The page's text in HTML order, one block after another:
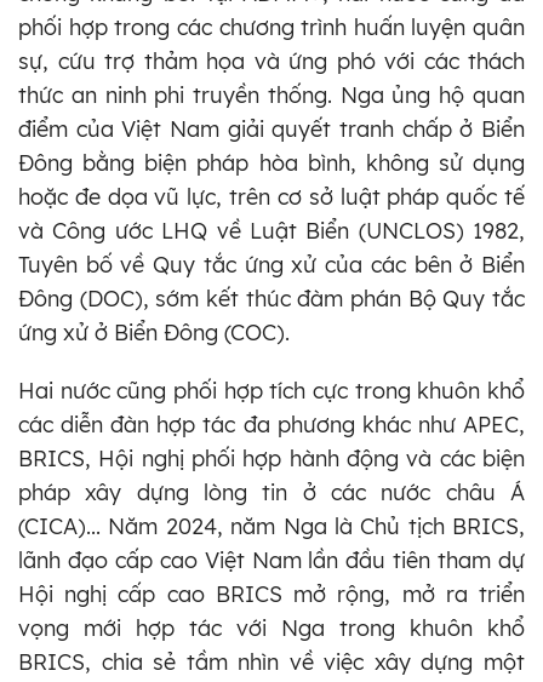
phối hợp trong các chương trình huấn luyện quân
sự, cứu trợ thảm họa và ứng phó với các thách
thức an ninh phi truyền thống. Nga ủng hộ quan
điểm của Việt Nam giải quyết tranh chấp ở Biển
Đông bằng biện pháp hòa bình, không sử dụng
hoặc đe dọa vũ lực, trên cơ sở luật pháp quốc tế
và Công ước LHQ về Luật Biển (UNCLOS) 1982,
Tuyên bố về Quy tắc ứng xử của các bên ở Biển
Đông (DOC), sớm kết thúc đàm phán Bộ Quy tắc
ứng xử ở Biển Đông (COC).
Hai nước cũng phối hợp tích cực trong khuôn khổ
các diễn đàn hợp tác đa phương khác như APEC,
BRICS, Hội nghị phối hợp hành động và các biện
pháp xây dựng lòng tin ở các nước châu Á
(CICA)... Năm 2024, năm Nga là Chủ tịch BRICS,
lãnh đạo cấp cao Việt Nam lần đầu tiên tham dự
Hội nghị cấp cao BRICS mở rộng, mở ra triển
vọng mới hợp tác với Nga trong khuôn khổ
BRICS, chia sẻ tầm nhìn về việc xây dựng một